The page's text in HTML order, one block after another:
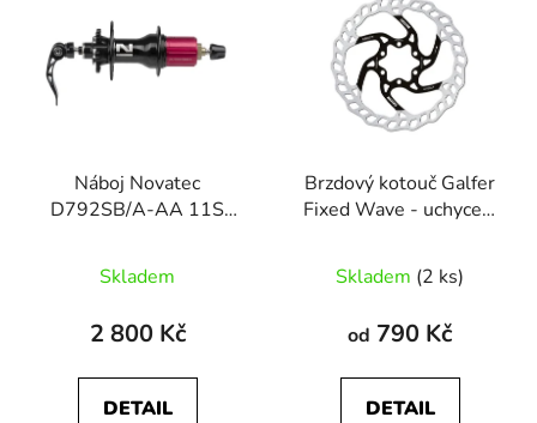
Náboj Novatec
D792SB/A-AA 11S
Skladem
2 800 Kč
DETAIL
Brzdový kotouč Galfer
Fixed Wave - uchycení
Skladem (2 ks)
od 790 Kč
DETAIL